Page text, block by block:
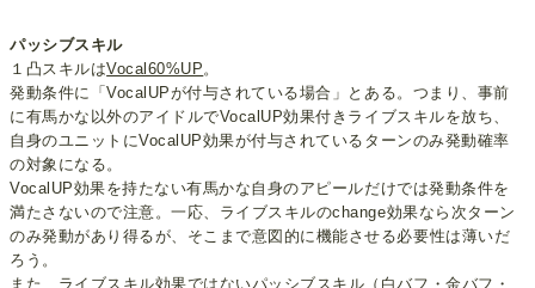
パッシブスキル
１凸スキルはVocal60%UP 。
発動条件に「VocalUPが付与されている場合」とある。つまり、事前
に有馬かな以外のアイドルでVocalUP効果付きライブスキルを放ち、
自身のユニットにVocalUP効果が付与されているターンのみ発動確率
の対象になる。
VocalUP効果を持たない有馬かな自身のアピールだけでは発動条件を
満たさないので注意。一応、ライブスキルのchange効果なら次ターン
のみ発動があり得るが、そこまで意図的に機能させる必要性は薄いだ
ろう。
また、ライブスキル効果ではないパッシブスキル（白バフ・金バフ・